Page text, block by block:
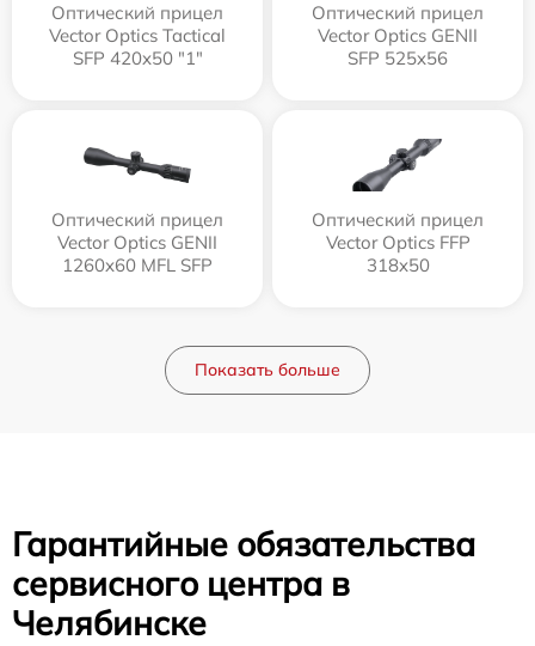
Оптический прицел
Vector Optics Tactical
SFP 420x50 "1"
Оптический прицел
Vector Optics GENII
SFP 525x56
Оптический прицел
Vector Optics GENII
1260x60 MFL SFP
Оптический прицел
Vector Optics FFP
318x50
Показать больше
Гарантийные обязательства
сервисного центра в
Челябинске